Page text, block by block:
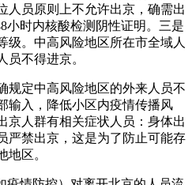
人员原则上不允许出京，确需出
小时内核酸检测阴性证明。三是
级。中高风险地区所在市全域人
员不得进京。
规定中高风险地区的外来人员不
输入，降低小区内疫情传播风
京人群有相关症状人员：身体出
严禁出京，这是为了防止可能存
地区。